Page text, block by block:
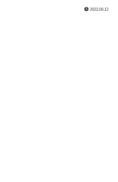
2022.08.12